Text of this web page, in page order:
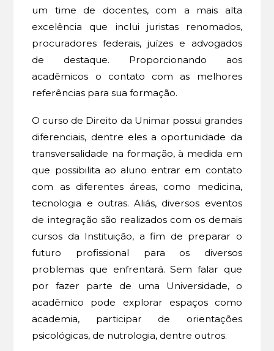
um time de docentes, com a mais alta
excelência que inclui juristas renomados,
procuradores federais, juízes e advogados
de destaque. Proporcionando aos
acadêmicos o contato com as melhores
referências para sua formação.
O curso de Direito da Unimar possui grandes
diferenciais, dentre eles a oportunidade da
transversalidade na formação, à medida em
que possibilita ao aluno entrar em contato
com as diferentes áreas, como medicina,
tecnologia e outras. Aliás, diversos eventos
de integração são realizados com os demais
cursos da Instituição, a fim de preparar o
futuro profissional para os diversos
problemas que enfrentará. Sem falar que
por fazer parte de uma Universidade, o
acadêmico pode explorar espaços como
academia, participar de orientações
psicológicas, de nutrologia, dentre outros.